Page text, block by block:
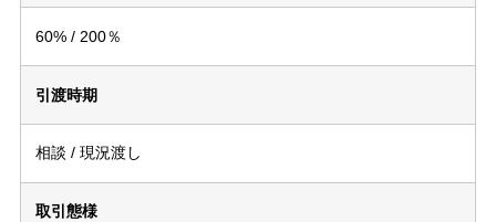
60% / 200％
引渡時期
相談 / 現況渡し
取引態様